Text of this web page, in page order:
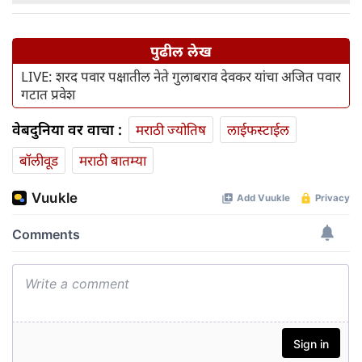
पुढील लेख
LIVE: शरद पवार पक्षातील नेते गुलाबराव देवकर यांचा अजित पवार
गटात प्रवेश
वेबदुनिया वर वाचा : मराठी ज्योतिष
लाईफस्टाईल
बॉलीवूड
मराठी बातम्या